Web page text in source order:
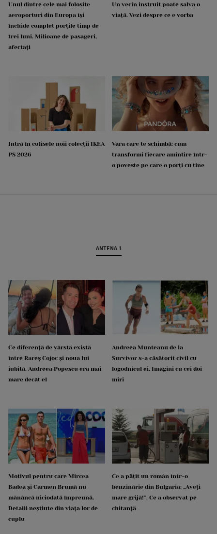
Unul dintre cele mai folosite
aeroporturi din Europa își
închide complet porțile timp de
trei luni. Milioane de pasageri,
afectați
Un vecin instruit poate salva o
viață. Vezi despre ce e vorba
Intră în culisele noii colecții IKEA
PS 2026
Vara care te schimbă: cum
transformi fiecare amintire într-
o poveste pe care o porți cu tine
ANTENA 1
Ce diferență de vârstă există
între Rareș Cojoc și noua lui
iubită. Andreea Popescu era mai
mare decât el
Andreea Munteanu de la
Survivor s-a căsătorit civil cu
logodnicul ei. Imagini cu cei doi
miri
Motivul pentru care Mircea
Badea și Carmen Brumă nu
mănâncă niciodată împreună.
Detalii neștiute din viața lor de
cuplu
Ce a pățit un român într-o
benzinărie din Bulgaria: „Aveți
mare grijă!”. Ce a observat pe
chitanță